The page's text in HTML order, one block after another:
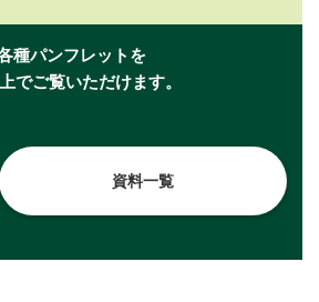
種パンフレットを
でご覧いただけます。
資料一覧